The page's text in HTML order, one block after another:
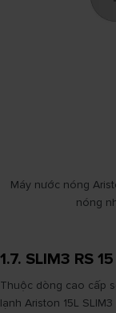
Máy nước nóng
nóng
1.7. SLIM3 RS 15
Thuộc dòng cao cấp
lạnh Ariston 15L